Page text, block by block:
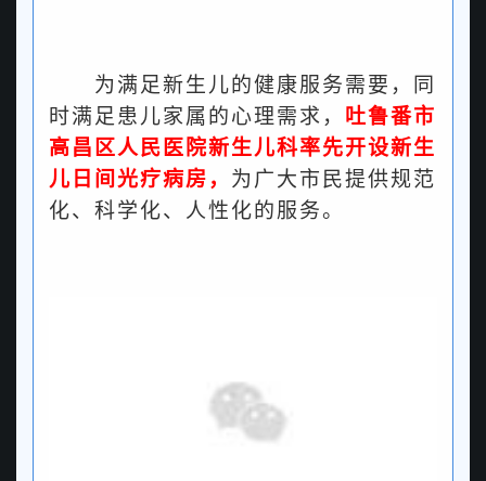
为满足新生儿的健康服务需要，同
时满足患儿家属的心理需求， 吐鲁番市
高昌区人民医院新生儿科率先开设新生
儿日间光疗病房， 为广大市民提供规范
化、科学化、人性化的服务。